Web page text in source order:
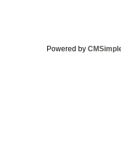
Powered by